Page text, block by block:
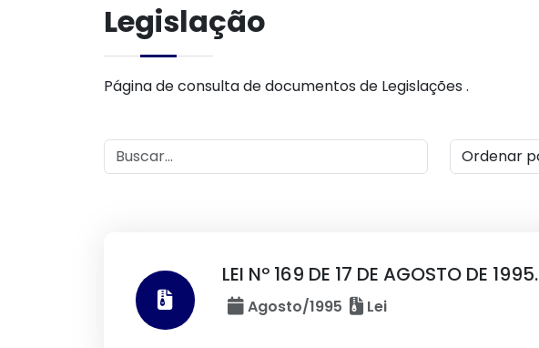
Legislação
Página de consulta de documentos de Legislações .
LEI Nº 169 DE 17 DE AGOSTO DE 1995.
Agosto/1995 Lei